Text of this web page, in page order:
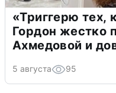
«Триггерю тех,
Гордон жестко
Ахмедовой и
5 августа 95